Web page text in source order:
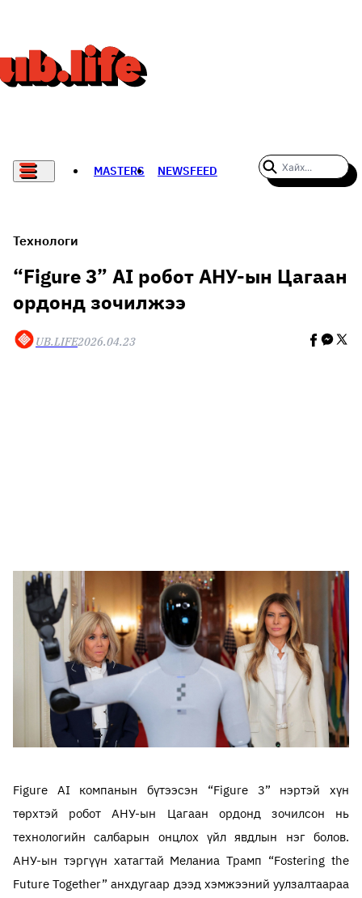
MASTERS NEWSFEED
THE NEW YORK TIMES
НАДАД НЭГ САНАЛ БАЙНА
Технологи
“Figure 3” AI робот АНУ-ын Цагаан
ордонд зочилжээ
UB.LIFE2026.04.23
Figure AI компанын бүтээсэн “Figure 3” нэртэй хүн
төрхтэй робот АНУ-ын Цагаан ордонд зочилсон нь
технологийн салбарын онцлох үйл явдлын нэг болов.
АНУ-ын тэргүүн хатагтай Меланиа Трамп “Fostering the
Future Together” анхдугаар дээд хэмжээний уулзалтаараа